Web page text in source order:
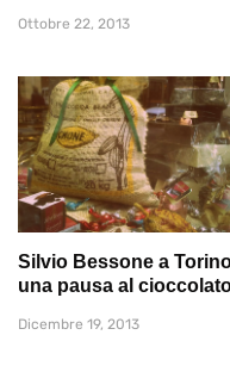
Ottobre 22, 2013
Silvio Bessone a
una pausa al
Dicembre 19, 2013